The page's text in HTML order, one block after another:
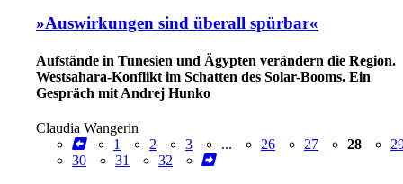
»Auswirkungen sind überall spürbar«
Aufstände in Tunesien und Ägypten verändern die Region.
Westsahara-Konflikt im Schatten des Solar-Booms. Ein
Gespräch mit Andrej Hunko
Claudia Wangerin
1
2 3 ... 26 27 28
30
31 32